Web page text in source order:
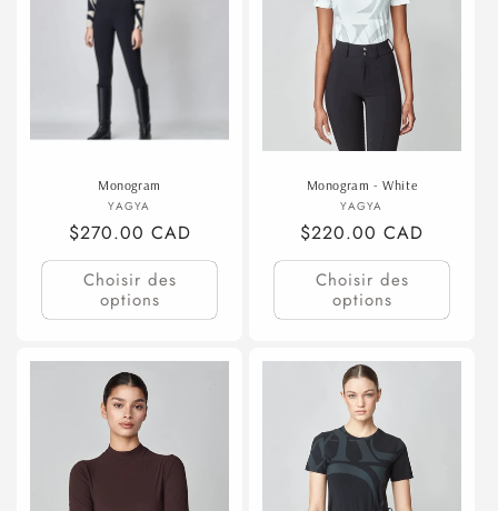
Monogram
Fournisseur :
YAGYA
Prix
habituel
$270.00 CAD
Choisir des
options
Monogram - White
Fournisseur :
YAGYA
Prix
habituel
$220.00 CAD
Choisir des
options